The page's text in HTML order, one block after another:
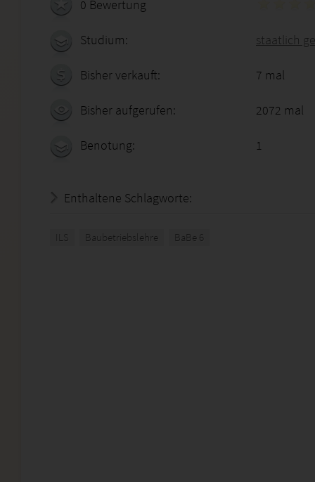
0 Bewertung
Studium: staatlich
Bisher verkauft: 7 mal
Bisher aufgerufen: 2072 mal
Benotung: 1
Enthaltene Schlagworte:
ILS Baubetriebslehre BaBe 6